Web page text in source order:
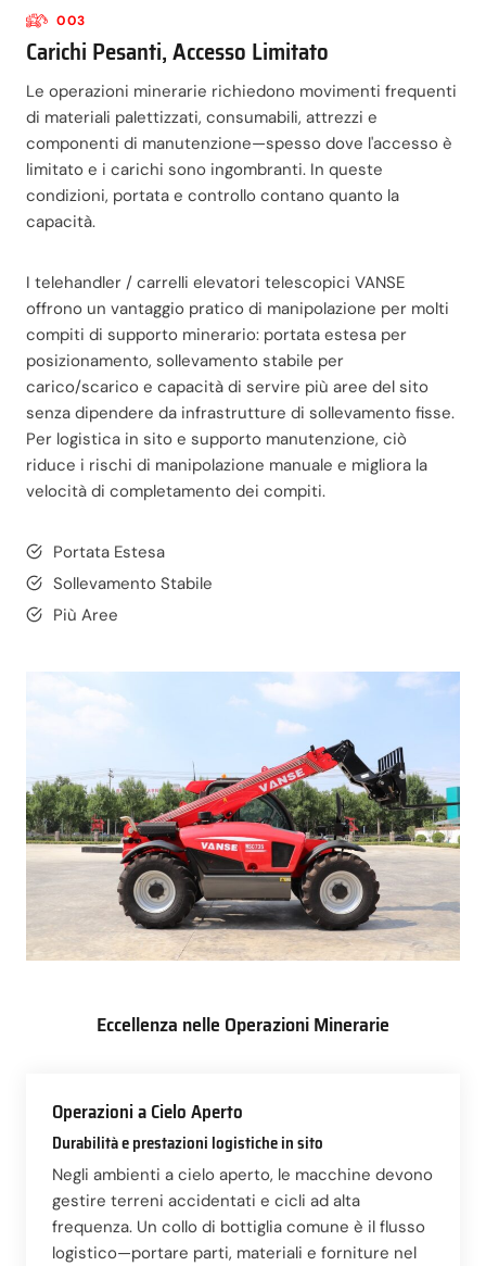
003
Carichi Pesanti, Accesso Limitato
Le operazioni minerarie richiedono movimenti frequenti
di materiali palettizzati, consumabili, attrezzi e
componenti di manutenzione—spesso dove l'accesso è
limitato e i carichi sono ingombranti. In queste
condizioni, portata e controllo contano quanto la
capacità.
I telehandler / carrelli elevatori telescopici VANSE
offrono un vantaggio pratico di manipolazione per molti
compiti di supporto minerario: portata estesa per
posizionamento, sollevamento stabile per
carico/scarico e capacità di servire più aree del sito
senza dipendere da infrastrutture di sollevamento fisse.
Per logistica in sito e supporto manutenzione, ciò
riduce i rischi di manipolazione manuale e migliora la
velocità di completamento dei compiti.
Portata Estesa
Sollevamento Stabile
Più Aree
Eccellenza nelle Operazioni Minerarie
Operazioni a Cielo Aperto
Durabilità e prestazioni logistiche in sito
Negli ambienti a cielo aperto, le macchine devono
gestire terreni accidentati e cicli ad alta
frequenza. Un collo di bottiglia comune è il flusso
logistico—portare parti, materiali e forniture nel